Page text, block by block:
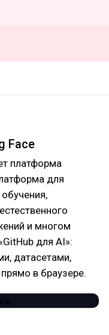
Face
платформа
для
и многом
для AI»:
датасетами,
в браузере.